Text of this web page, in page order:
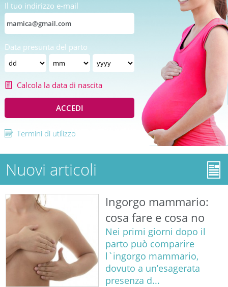
Il tuo indirizzo e-mail
Data presunta del parto
Calcola la data di nascita
ACCEDI
Termini di utilizzo
Nuovi articoli
Ingorgo mammario:
cosa fare e cosa no
Nei primi giorni dopo il
parto può comparire
l`ingorgo mammario,
dovuto a un’esagerata
presenza d...